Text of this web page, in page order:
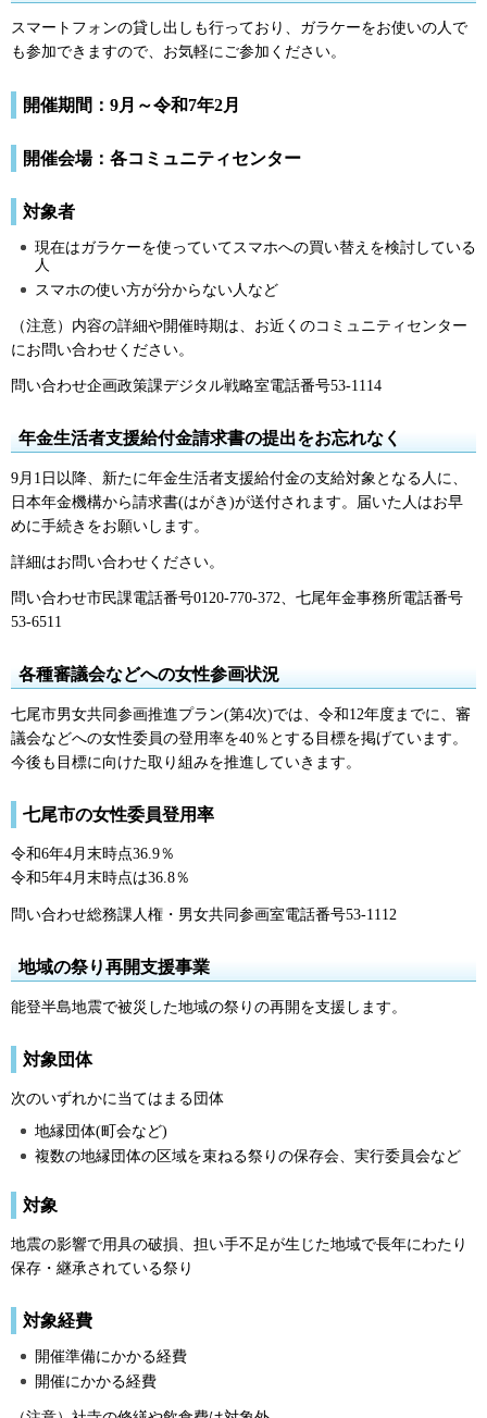
スマートフォンの貸し出しも行っており、ガラケーをお使いの人で
も参加できますので、お気軽にご参加ください。
開催期間：9月～令和7年2月
開催会場：各コミュニティセンター
対象者
現在はガラケーを使っていてスマホへの買い替えを検討している
人
スマホの使い方が分からない人など
（注意）内容の詳細や開催時期は、お近くのコミュニティセンター
にお問い合わせください。
問い合わせ企画政策課デジタル戦略室電話番号53-1114
年金生活者支援給付金請求書の提出をお忘れなく
9月1日以降、新たに年金生活者支援給付金の支給対象となる人に、
日本年金機構から請求書(はがき)が送付されます。届いた人はお早
めに手続きをお願いします。
詳細はお問い合わせください。
問い合わせ市民課電話番号0120-770-372、七尾年金事務所電話番号
53-6511
各種審議会などへの女性参画状況
七尾市男女共同参画推進プラン(第4次)では、令和12年度までに、審
議会などへの女性委員の登用率を40％とする目標を掲げています。
今後も目標に向けた取り組みを推進していきます。
七尾市の女性委員登用率
令和6年4月末時点36.9％
令和5年4月末時点は36.8％
問い合わせ総務課人権・男女共同参画室電話番号53-1112
地域の祭り再開支援事業
能登半島地震で被災した地域の祭りの再開を支援します。
対象団体
次のいずれかに当てはまる団体
地縁団体(町会など)
複数の地縁団体の区域を束ねる祭りの保存会、実行委員会など
対象
地震の影響で用具の破損、担い手不足が生じた地域で長年にわたり
保存・継承されている祭り
対象経費
開催準備にかかる経費
開催にかかる経費